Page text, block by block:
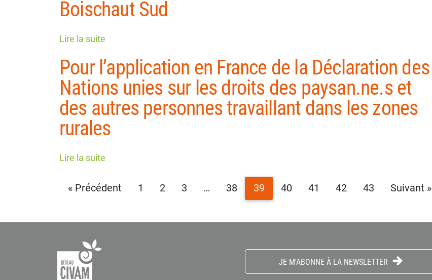
Boischaut Sud
Lire la suite
Pour l’application en France de la Déclaration des
Nations unies sur les droits des paysan.ne.s et
des autres personnes travaillant dans les zones
rurales
Lire la suite
« Précédent 1 2 3 … 38 39 40 41 42 43 Suivant »
JE M'ABONNE À LA NEWSLETTER